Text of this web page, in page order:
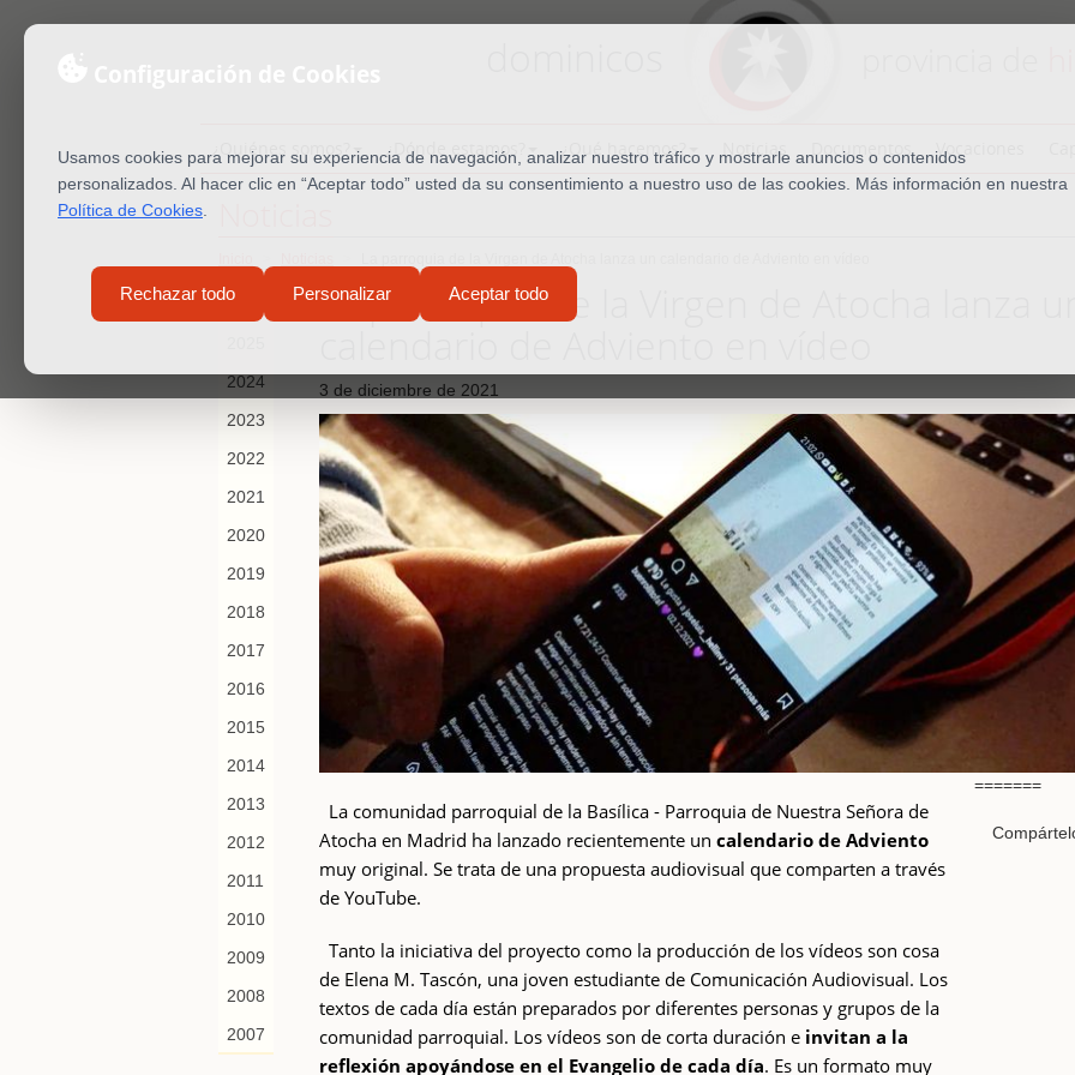
Usamos cookies para mejorar su experiencia de navegación, analizar nuestro tráfico y mostrarle anuncios o contenidos
personalizados. Al hacer clic en “Aceptar todo” usted da su consentimiento a nuestro uso de las cookies. Más información en nuestra
Política de Cookies
Rechazar todo Personalizar Aceptar todo
¿Quiénes somos? ¿Dónde estamos? ¿Qué hacemos? Noticias Documentos Vocaciones
2026
2024
2023
2022
2021
2020
2019
2018
2017
2016
2015
2014
2013
2012
2011
2010
2009
2008
2007
La parroquia de la Virgen de Atocha lanza
3 de diciembre de 2021
La comunidad parroquial de la Basílica - Parroquia de Nuestra Señora de
Atocha en Madrid ha lanzado recientemente uncalendario de Adviento
muy original. Se trata de una propuesta audiovisual que comparten a través
de YouTube.
Tanto la iniciativa del proyecto como la producción de los vídeos son cosa
de Elena M. Tascón, una joven estudiante de Comunicación Audiovisual. Los
textos de cada día están preparados por diferentes personas y grupos de la
comunidad parroquial. Los vídeos son de corta duración e invitan a la
reflexión apoyándose en el Evangelio de cada día. Es un formato muy
=======